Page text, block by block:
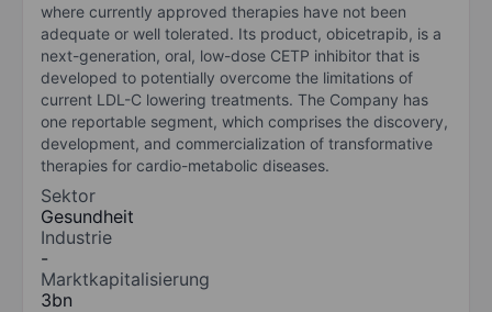
where currently approved therapies have not been
adequate or well tolerated. Its product, obicetrapib, is a
next-generation, oral, low-dose CETP inhibitor that is
developed to potentially overcome the limitations of
current LDL-C lowering treatments. The Company has
one reportable segment, which comprises the discovery,
development, and commercialization of transformative
therapies for cardio-metabolic diseases.
Sektor
Gesundheit
Industrie
-
Marktkapitalisierung
3bn